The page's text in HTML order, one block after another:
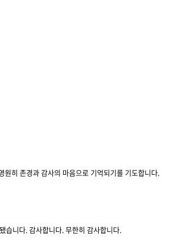
히 존경과 감사의 마음으로 기억되기를 기도합니다.
습니다. 감사합니다. 무한히 감사합니다.